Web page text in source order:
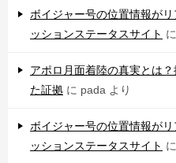
ボイジャー号の位置情報が
ッションステータスサイト に
アポロ月面着陸の真実とは
た証拠 に pada より
ボイジャー号の位置情報が
ッションステータスサイト に